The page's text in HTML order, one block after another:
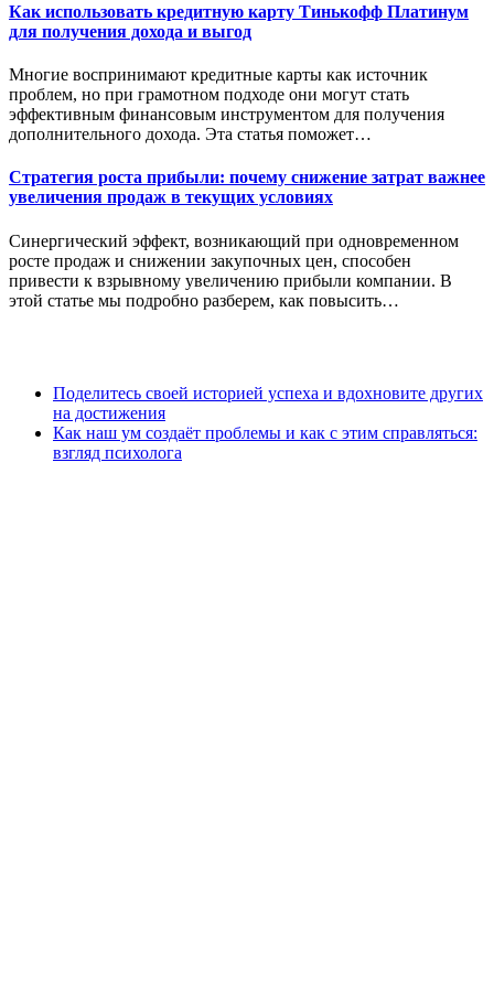
Как использовать кредитную карту Тинькофф Платинум
для получения дохода и выгод
Многие воспринимают кредитные карты как источник
проблем, но при грамотном подходе они могут стать
эффективным финансовым инструментом для получения
дополнительного дохода. Эта статья поможет…
Стратегия роста прибыли: почему снижение затрат важнее
увеличения продаж в текущих условиях
Синергический эффект, возникающий при одновременном
росте продаж и снижении закупочных цен, способен
привести к взрывному увеличению прибыли компании. В
этой статье мы подробно разберем, как повысить…
Поделитесь своей историей успеха и вдохновите других
на достижения
Как наш ум создаёт проблемы и как с этим справляться:
взгляд психолога